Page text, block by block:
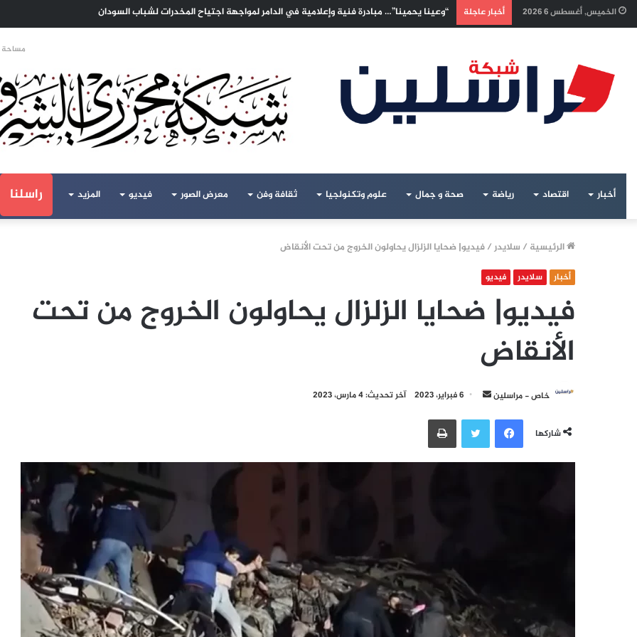
الخميس, أغسطس 6 2026 أخبار عاجلة إسرائيليون غادروا بلا رجعة: اخترنا الهجرة لنعيش بلا خوف
مساحة
أخبار اقتصاد رياضة صحة و جمال علوم وتكنولجيا ثقافة وفن معرض الصور فيديو المزيد راسلنا
الرئيسية / سلايدر/فيديو| ضحايا الزلزال يحاولون الخروج من تحت الأنقاض
أخبار سلايدر فيديو
فيديو| ضحايا الزلزال يحاولون الخروج من تحت
الأنقاض
خاص - مراسلين
أرسل
إلكترونيا
6 فبراير، 2023 آخر تحديث: 4 مارس، 2023
شاركها
فيسبوكتويتر طباعة